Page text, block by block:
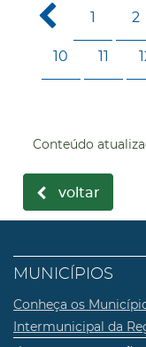
1 2
10 11
Conteúdo
voltar
MUNICÍPIOS
Conheça os
Intermunicipal da